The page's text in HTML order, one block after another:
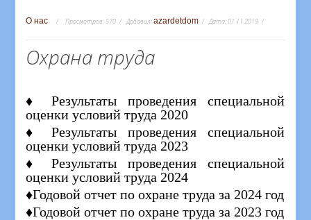
О нас Просмотров:570 Добавил:azardetdom Дата:01.11.2019
Охрана труда
♦ Результаты проведения специальной
оценки условий труда 2020
♦ Результаты проведения специальной
оценки условий труда 2023
♦ Результаты проведения специальной
оценки условий труда 2024
♦Годовой отчет по охране труда за 2024 год
♦Годовой отчет по охране труда за 2023 год